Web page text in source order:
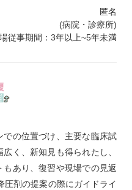
匿名
(病院・診療所)
従事期間：3年以上~5年未満
での位置づけ、主要な臨床試
く、新知見も得られたし、
あり、復習や現場での見返
圧剤の提案の際にガイドライ